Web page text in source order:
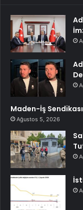
Maden-İş
Ağustos 5, 2026